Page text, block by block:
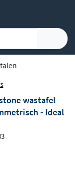
wastafel
- Ideal